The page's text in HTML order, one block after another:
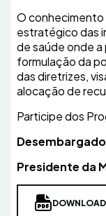
O
estratégico das
de saúde onde
formulação da
das diretrizes,
alocação de
Participe dos
Presidente da
DOWNLOAD